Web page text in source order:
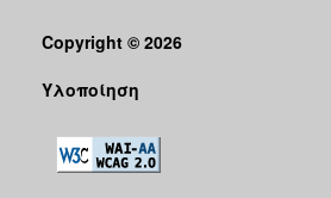
Copyright © 2026
Υλοποίηση